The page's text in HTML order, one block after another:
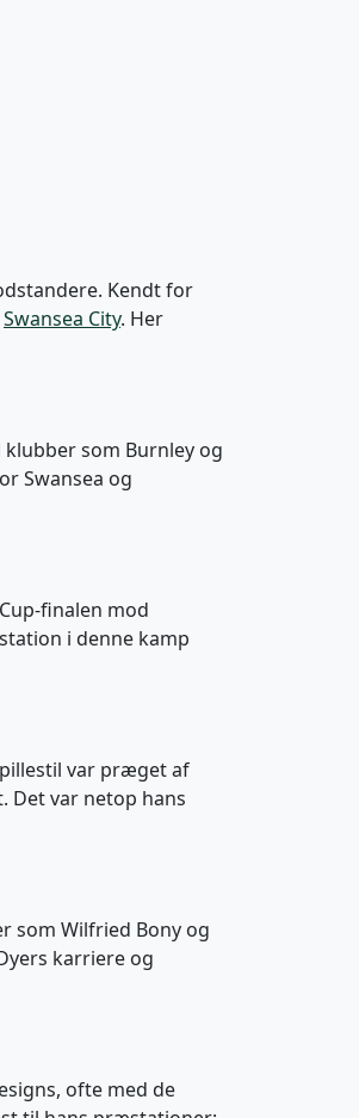
Kendt for
Swansea City. Her
som Burnley og
Swansea og
finalen mod
i denne kamp
var præget af
Det var netop hans
som Wilfried Bony og
karriere og
ofte med de